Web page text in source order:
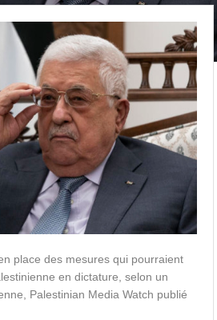
place des mesures qui pourraient
en dictature, selon un
Palestinian Media Watch publié